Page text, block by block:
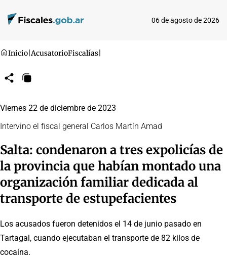
06 de agosto de 2026
Inicio AcusatorioFiscalías
CompartirCopiar
Viernes 22 de diciembre de 2023
Intervino el fiscal general Carlos Martín Amad
Salta: condenaron a tres expolicías de
la provincia que habían montado una
organización familiar dedicada al
transporte de estupefacientes
Los acusados fueron detenidos el 14 de junio pasado en
Tartagal, cuando ejecutaban el transporte de 82 kilos de
cocaína.